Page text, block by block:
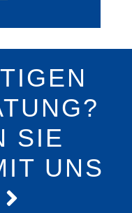
SIE
UNS